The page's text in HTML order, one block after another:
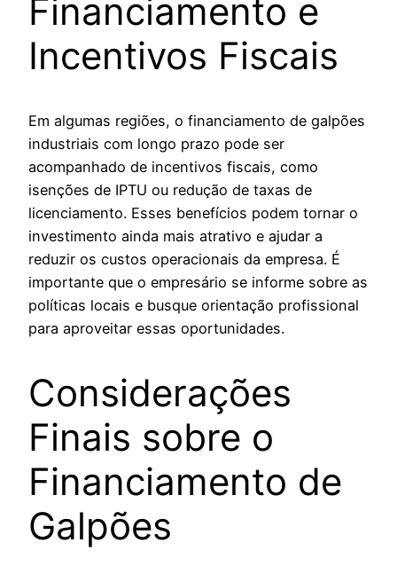
Financiamento e
Incentivos Fiscais
Em algumas regiões, o financiamento de galpões
industriais com longo prazo pode ser
acompanhado de incentivos fiscais, como
isenções de IPTU ou redução de taxas de
licenciamento. Esses benefícios podem tornar o
investimento ainda mais atrativo e ajudar a
reduzir os custos operacionais da empresa. É
importante que o empresário se informe sobre as
políticas locais e busque orientação profissional
para aproveitar essas oportunidades.
Considerações
Finais sobre o
Financiamento de
Galpões